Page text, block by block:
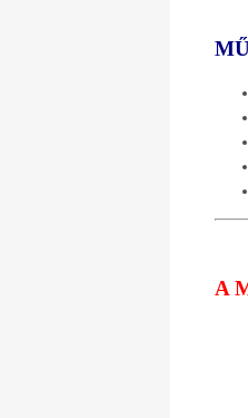
A